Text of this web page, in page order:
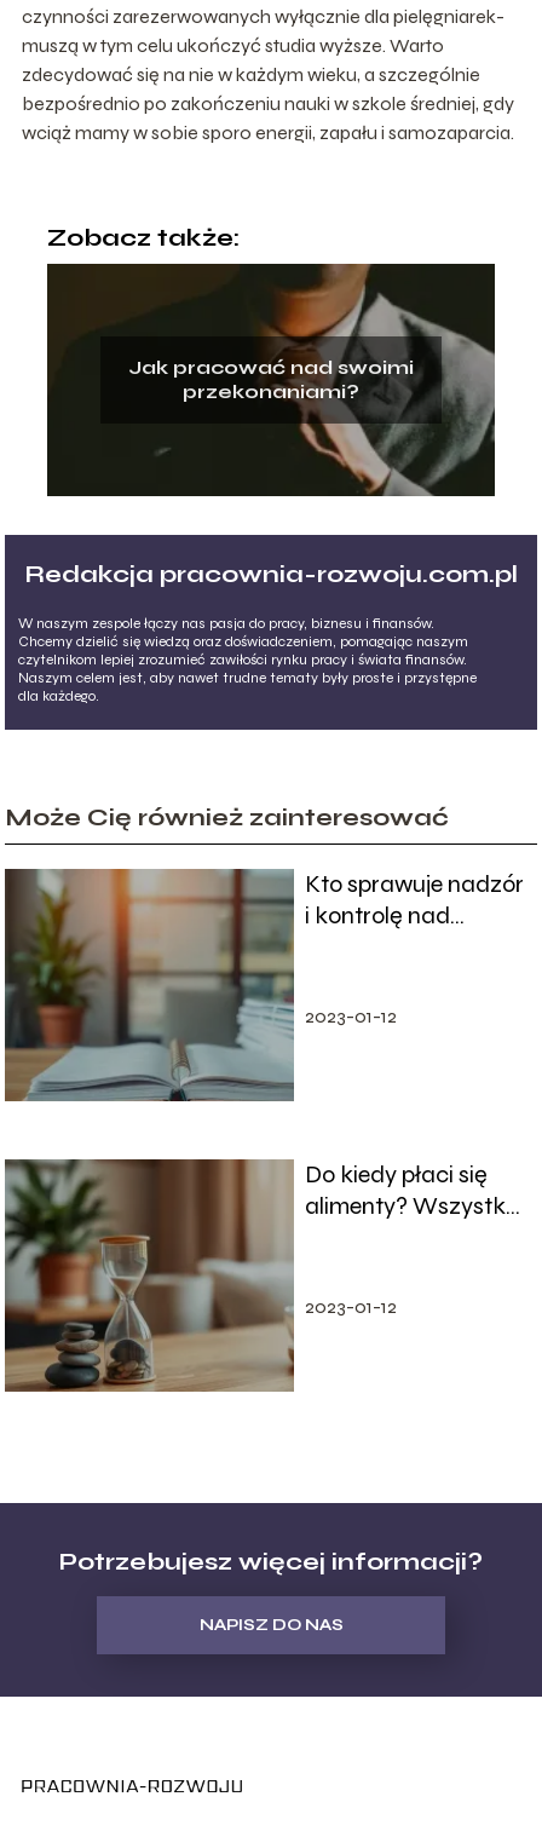
czynności zarezerwowanych wyłącznie dla pielęgniarek-
muszą w tym celu ukończyć studia wyższe. Warto
zdecydować się na nie w każdym wieku, a szczególnie
bezpośrednio po zakończeniu nauki w szkole średniej, gdy
wciąż mamy w sobie sporo energii, zapału i samozaparcia.
Zobacz także:
Jak pracować nad swoimi
przekonaniami?
Redakcja pracownia-rozwoju.com.pl
W naszym zespole łączy nas pasja do pracy, biznesu i finansów.
Chcemy dzielić się wiedzą oraz doświadczeniem, pomagając naszym
czytelnikom lepiej zrozumieć zawiłości rynku pracy i świata finansów.
Naszym celem jest, aby nawet trudne tematy były proste i przystępne
dla każdego.
Może Cię również zainteresować
Kto sprawuje nadzór
i kontrolę nad
2023-01-12
Do kiedy płaci się
alimenty? Wszystko,
2023-01-12
Potrzebujesz więcej informacji?
NAPISZ DO NAS